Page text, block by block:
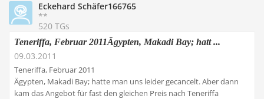
Eckehard Schäfer166765
**
520 TGs
Teneriffa, Februar 2011Ägypten, Makadi Bay; hatt ...
09.03.2011
Teneriffa, Februar 2011
Ägypten, Makadi Bay; hatte man uns leider gecancelt. Aber dann
kam das Angebot für fast den gleichen Preis nach Teneriffa